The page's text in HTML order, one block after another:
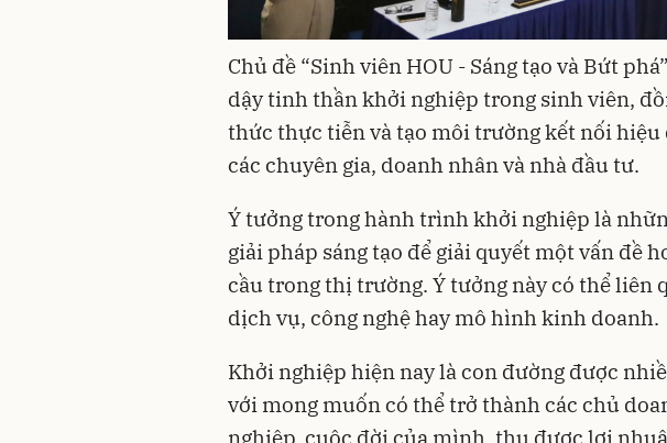
Chủ đề “Sinh viên HOU - Sáng tạo và Bứt
dậy tinh thần khởi nghiệp trong sinh viên,
thức thực tiễn và tạo môi trường kết nối hiệu
các chuyên gia, doanh nhân và nhà đầu tư.
Ý tưởng trong hành trình khởi nghiệp là
giải pháp sáng tạo để giải quyết một vấn đề
cầu trong thị trường. Ý tưởng này có thể liên
dịch vụ, công nghệ hay mô hình kinh doanh.
Khởi nghiệp hiện nay là con đường được
với mong muốn có thể trở thành các chủ
nghiệp, cuộc đời của mình, thu được lợi